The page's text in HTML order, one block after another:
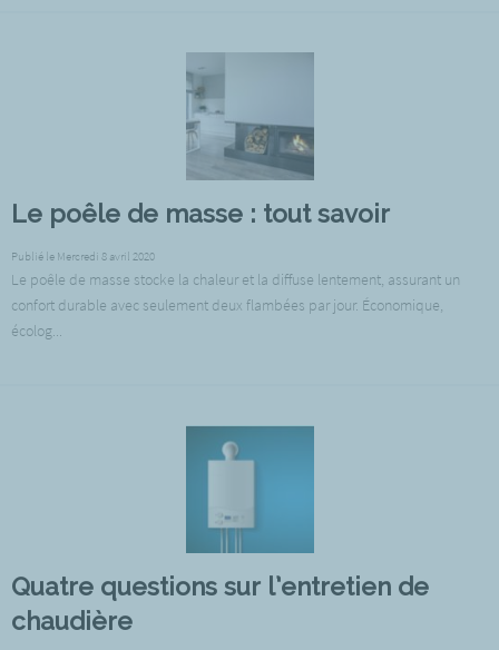
Le poêle de masse : tout savoir
Publié le Mercredi 8 avril 2020
Le poêle de masse stocke la chaleur et la diffuse lentement, assurant un
confort durable avec seulement deux flambées par jour. Économique,
écolog...
Quatre questions sur l’entretien de
chaudière